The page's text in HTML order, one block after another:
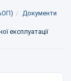
Документи
експлуатації